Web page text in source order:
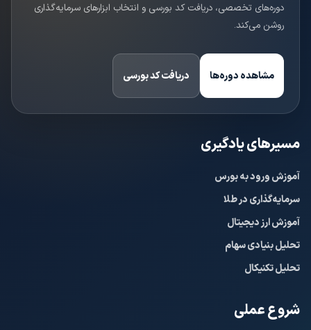
دوره‌های تخصصی، دریافت کد بورسی و انتخاب ابزارهای سرمایه‌گذاری
روشن می‌کند.
مشاهده دوره‌ها دریافت کد بورسی
مسیرهای یادگیری
آموزش ورود به بورس
سرمایه‌گذاری در طلا
آموزش ارز دیجیتال
تحلیل بنیادی سهام
تحلیل تکنیکال
شروع عملی